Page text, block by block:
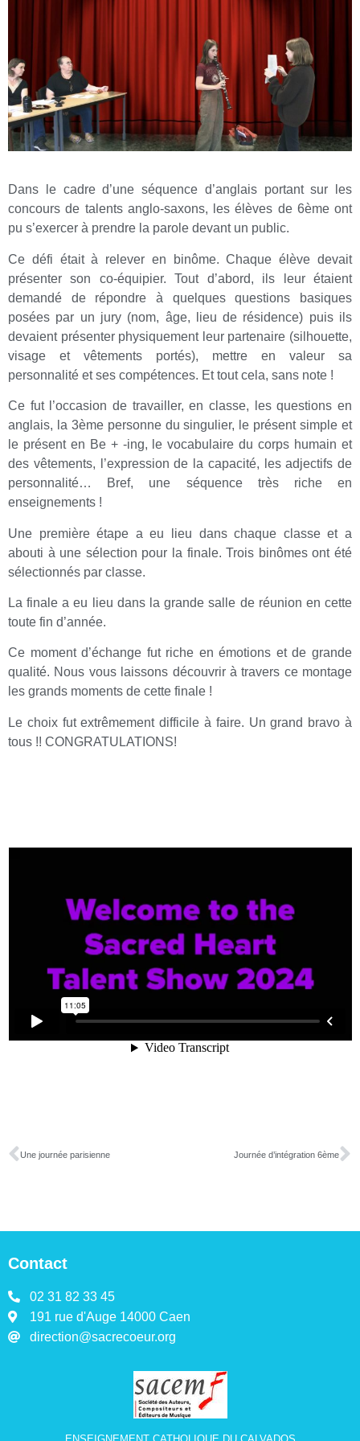
Dans le cadre d’une séquence d’anglais portant sur les
concours de talents anglo-saxons, les élèves de 6ème ont
pu s’exercer à prendre la parole devant un public.
Ce défi était à relever en binôme. Chaque élève devait
présenter son co-équipier. Tout d’abord, ils leur étaient
demandé de répondre à quelques questions basiques
posées par un jury (nom, âge, lieu de résidence) puis ils
devaient présenter physiquement leur partenaire (silhouette,
visage et vêtements portés), mettre en valeur sa
personnalité et ses compétences. Et tout cela, sans note !
Ce fut l’occasion de travailler, en classe, les questions en
anglais, la 3ème personne du singulier, le présent simple et
le présent en Be + -ing, le vocabulaire du corps humain et
des vêtements, l’expression de la capacité, les adjectifs de
personnalité… Bref, une séquence très riche en
enseignements !
Une première étape a eu lieu dans chaque classe et a
abouti à une sélection pour la finale. Trois binômes ont été
sélectionnés par classe.
La finale a eu lieu dans la grande salle de réunion en cette
toute fin d’année.
Ce moment d’échange fut riche en émotions et de grande
qualité. Nous vous laissons découvrir à travers ce montage
les grands moments de cette finale !
Le choix fut extrêmement difficile à faire. Un grand bravo à
tous !! CONGRATULATIONS!
Une journée parisienne Journée d’intégration 6ème
Contact
02 31 82 33 45
191 rue d'Auge 14000 Caen
direction@sacrecoeur.org